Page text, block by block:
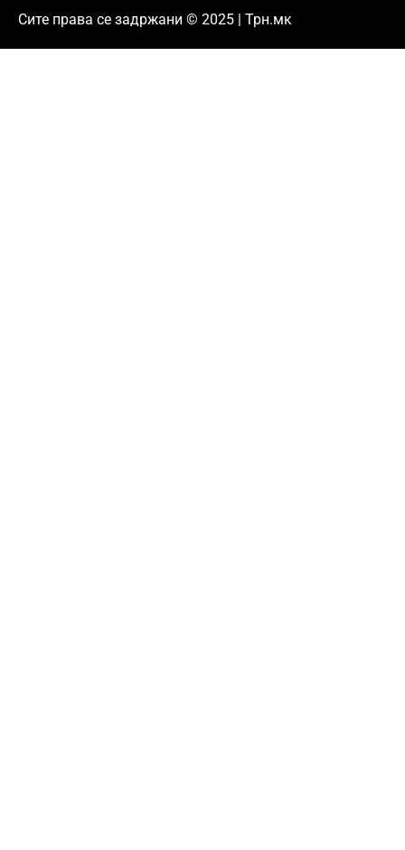
Сите права се задржани © 2025 | Трн.мк